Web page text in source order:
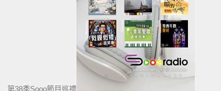
第38季Sooo節目巡禮